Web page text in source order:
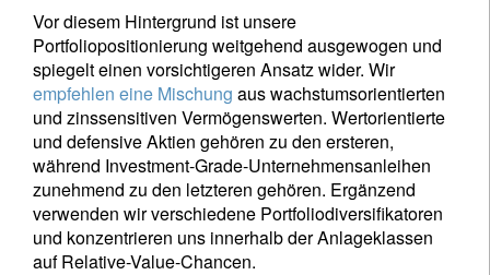
Vor diesem Hintergrund ist unsere
Portfoliopositionierung weitgehend ausgewogen und
spiegelt einen vorsichtigeren Ansatz wider. Wir
empfehlen eine Mischung aus wachstumsorientierten
und zinssensitiven Vermögenswerten. Wertorientierte
und defensive Aktien gehören zu den ersteren,
während Investment-Grade-Unternehmensanleihen
zunehmend zu den letzteren gehören. Ergänzend
verwenden wir verschiedene Portfoliodiversifikatoren
und konzentrieren uns innerhalb der Anlageklassen
auf Relative-Value-Chancen.